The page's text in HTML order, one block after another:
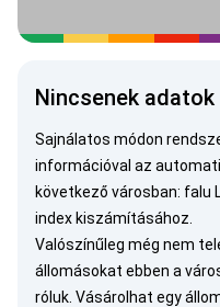
Nincsenek
Sajnálatos módon
információval az
következő városban: falu
index kiszámításához.
Valószínűleg még nem
állomásokat ebben a
róluk. Vásárolhat egy